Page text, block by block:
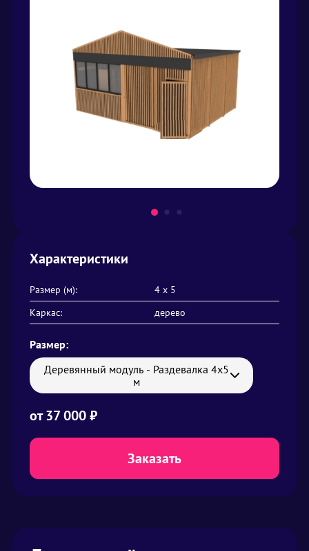
Характеристики
Размер (м):
4 х 5
Каркас:
дерево
Размер:
Деревянный модуль - Раздевалка 4х5
м
от37 000 ₽
Заказать